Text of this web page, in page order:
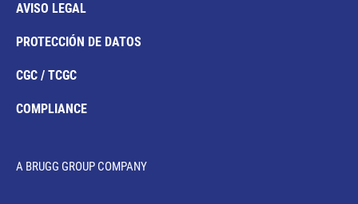
AVISO LEGAL
PROTECCIÓN DE DATOS
CGC / TCGC
COMPLIANCE
A BRUGG GROUP COMPANY